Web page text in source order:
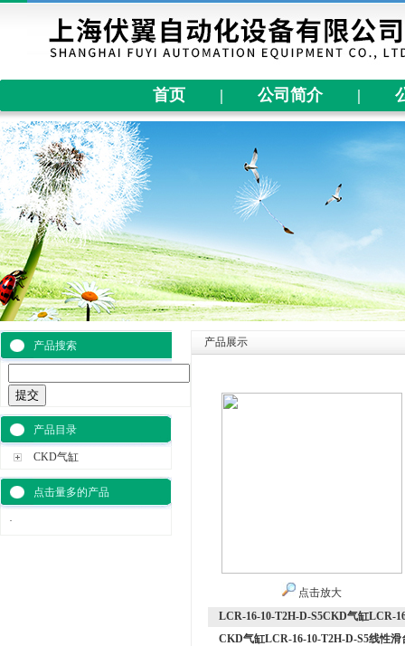
首页 | 公司简介 |
产品搜索
产品目录
CKD气缸
点击量多的产品
·
产品展示
点击放大
LCR-16-10-T2H-D-S5CKD气缸LCR-
CKD气缸LCR-16-10-T2H-D-S5线性滑